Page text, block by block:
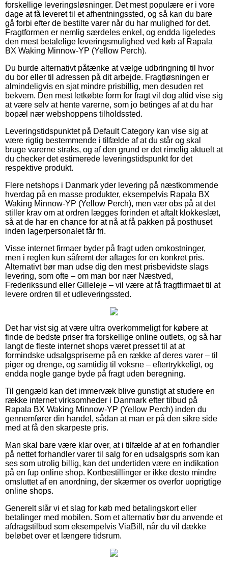
forskellige leveringsløsninger. Det mest populære er i vore
dage at få leveret til et afhentningssted, og så kan du bare
gå forbi efter de bestilte varer når du har mulighed for det.
Fragtformen er nemlig særdeles enkel, og endda ligeledes
den mest betalelige leveringsmulighed ved køb af Rapala
BX Waking Minnow-YP (Yellow Perch).
Du burde alternativt påtænke at vælge udbringning til hvor
du bor eller til adressen på dit arbejde. Fragtløsningen er
almindeligvis en sjat mindre prisbillig, men desuden ret
bekvem. Den mest letkøbte form for fragt vil dog altid vise sig
at være selv at hente varerne, som jo betinges af at du har
bopæl nær webshoppens tilholdssted.
Leveringstidspunktet på Default Category kan vise sig at
være rigtig bestemmende i tilfælde af at du står og skal
bruge varerne straks, og af den grund er det rimelig aktuelt at
du checker det estimerede leveringstidspunkt for det
respektive produkt.
Flere netshops i Danmark yder levering på næstkommende
hverdag på en masse produkter, eksempelvis Rapala BX
Waking Minnow-YP (Yellow Perch), men vær obs på at det
stiller krav om at ordren lægges forinden et aftalt klokkeslæt,
så at de har en chance for at nå at få pakken på posthuset
inden lagerpersonalet får fri.
Visse internet firmaer byder på fragt uden omkostninger,
men i reglen kun såfremt der aftages for en konkret pris.
Alternativt bør man udse dig den mest prisbevidste slags
levering, som ofte – om man bor nær Næstved,
Frederikssund eller Gilleleje – vil være at få fragtfirmaet til at
levere ordren til et udleveringssted.
Det har vist sig at være ultra overkommeligt for købere at
finde de bedste priser fra forskellige online outlets, og så har
langt de fleste internet shops været presset til at at
formindske udsalgspriserne på en række af deres varer – til
piger og drenge, og samtidig til voksne – eftertrykkeligt, og
endda nogle gange byde på fragt uden beregning.
Til gengæld kan det immervæk blive gunstigt at studere en
række internet virksomheder i Danmark efter tilbud på
Rapala BX Waking Minnow-YP (Yellow Perch) inden du
gennemfører din handel, sådan at man er på den sikre side
med at få den skarpeste pris.
Man skal bare være klar over, at i tilfælde af at en forhandler
på nettet forhandler varer til salg for en udsalgspris som kan
ses som utrolig billig, kan det undertiden være en indikation
på en fup online shop. Kortbestillinger er ikke desto mindre
omsluttet af en anordning, der skærmer os overfor uoprigtige
online shops.
Generelt slår vi et slag for køb med betalingskort eller
betalinger med mobilen. Som et alternativ bør du anvende et
afdragstilbud som eksempelvis ViaBill, når du vil dække
beløbet over et længere tidsrum.